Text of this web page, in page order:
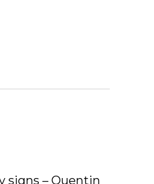
signs – Quentin